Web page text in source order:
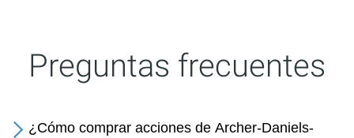
Preguntas frecuentes
¿Cómo comprar acciones de Archer-Daniels-